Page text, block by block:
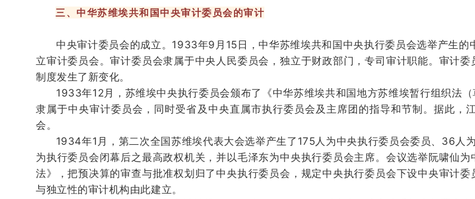
三、中华苏维埃共和国中央审计委员会的审计
中央审计委员会的成立。 1933年9月15日，中华苏维埃共和国中央执行委员会选举产生
立审计委员会。审计委员会隶属于中央人民委员会，独立于财政部门，专司审计职能。 审计委
制度发生了新变化。
1933年12月，苏维埃中央执行委员会颁布了《中华苏维埃共和国地方苏维埃暂行组织法（
隶属于中央审计委员会，同时受省及中央直属市执行委员会及主席团的指导和节制。据此，
会。
1934年1月，第二次全国苏维埃代表大会选举产生了175人为中央执行委员会委员、36人为
为执行委员会闭幕后之最高政权机关，并以毛泽东为中央执行委员会主席。 会议选举阮啸仙为
法》，把预决算的审查与批准权划归了中央执行委员会，规定中央执行委员会下设中央审计
与独立性的审计机构由此建立。